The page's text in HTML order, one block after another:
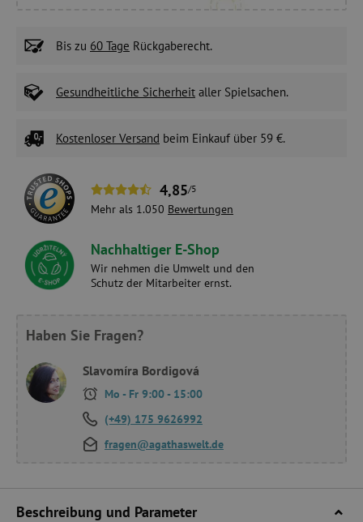
Bis zu 60 Tage Rückgaberecht.
Gesundheitliche Sicherheit aller Spielsachen.
Kostenloser Versand beim Einkauf über 59 €.
4,85/5
Mehr als 1.050 Bewertungen
Nachhaltiger E-Shop
Wir nehmen die Umwelt und den
Schutz der Mitarbeiter ernst.
Haben Sie Fragen?
Slavomíra Bordigová
Mo - Fr 9:00 - 15:00
(+49) 175 9626992
fragen@agathaswelt.de
Beschreibung und Parameter